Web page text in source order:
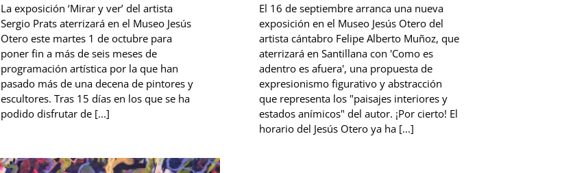
La exposición ‘Mirar y ver’ del artista
Sergio Prats aterrizará en el Museo Jesús
Otero este martes 1 de octubre para
poner fin a más de seis meses de
programación artística por la que han
pasado más de una decena de pintores y
escultores. Tras 15 días en los que se ha
podido disfrutar de [...]
El 16 de septiembre arranca una nueva
exposición en el Museo Jesús Otero del
artista cántabro Felipe Alberto Muñoz, que
aterrizará en Santillana con 'Como es
adentro es afuera', una propuesta de
expresionismo figurativo y abstracción
que representa los "paisajes interiores y
estados anímicos" del autor. ¡Por cierto! El
horario del Jesús Otero ya ha [...]